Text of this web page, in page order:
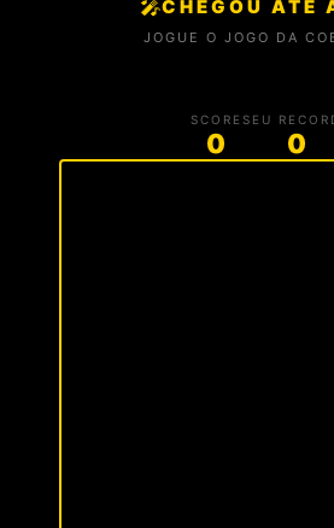
🎤CHEGOU ATÉ
JOGUE O JOGO DA
SCORE
0
SEU
0